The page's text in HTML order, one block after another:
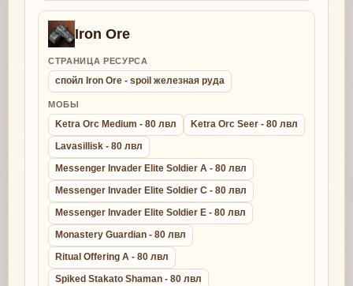
Iron Ore
СТРАНИЦА РЕСУРСА
спойл Iron Ore - spoil железная руда
МОБЫ
Ketra Orc Medium - 80 лвл
Ketra Orc Seer - 80 лвл
Lavasillisk - 80 лвл
Messenger Invader Elite Soldier A - 80 лвл
Messenger Invader Elite Soldier C - 80 лвл
Messenger Invader Elite Soldier E - 80 лвл
Monastery Guardian - 80 лвл
Ritual Offering A - 80 лвл
Spiked Stakato Shaman - 80 лвл